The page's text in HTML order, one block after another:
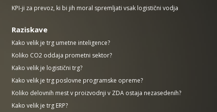
KPI-ji za prevoz, ki bi jih moral spremljati vsak logistični vodja
Raziskave
Kako velik je trg umetne inteligence?
Koliko CO2 oddaja prometni sektor?
Kako velik je logistični trg?
Kako velik je trg poslovne programske opreme?
Koliko delovnih mest v proizvodnji v ZDA ostaja nezasedenih?
Kako velik je trg ERP?